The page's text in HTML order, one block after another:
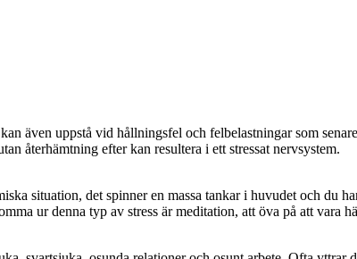
även uppstå vid hållningsfel och felbelastningar som
återhämtning efter kan resultera i ett stressat nervsystem.
situation, det spinner en massa tankar i huvudet och du
ur denna typ av stress är meditation, att öva på att vara